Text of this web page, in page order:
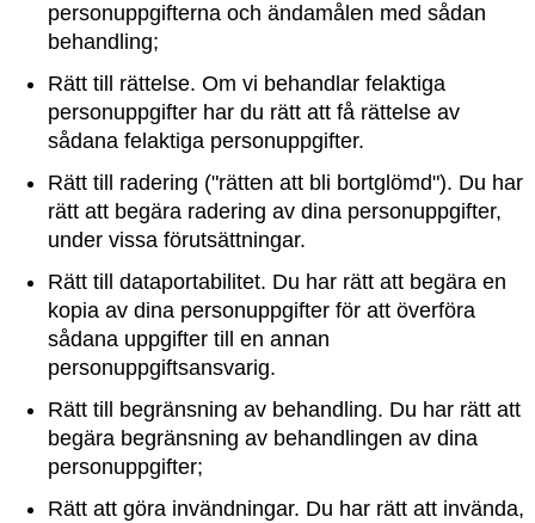
personuppgifterna och ändamålen med sådan
behandling;
Rätt till rättelse. Om vi behandlar felaktiga
personuppgifter har du rätt att få rättelse av
sådana felaktiga personuppgifter.
Rätt till radering ("rätten att bli bortglömd"). Du har
rätt att begära radering av dina personuppgifter,
under vissa förutsättningar.
Rätt till dataportabilitet. Du har rätt att begära en
kopia av dina personuppgifter för att överföra
sådana uppgifter till en annan
personuppgiftsansvarig.
Rätt till begränsning av behandling. Du har rätt att
begära begränsning av behandlingen av dina
personuppgifter;
Rätt att göra invändningar. Du har rätt att invända,